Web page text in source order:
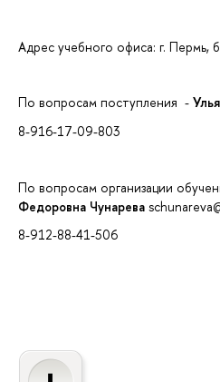
Адрес учебного офиса: г. Пермь,
По вопросам поступления -
8-916-17-09-803
По вопросам организации
Федоровна Чунарева
8-912-88-41-506